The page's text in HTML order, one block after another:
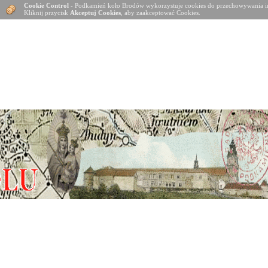
Cookie Control - Podkamień koło Brodów wykorzystuje cookies do
Kliknij przycisk Akceptuj Cookies , aby zaakceptować Cookies.